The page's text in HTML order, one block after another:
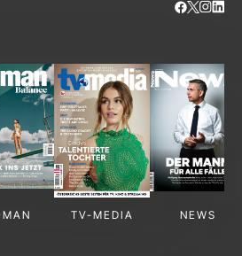
TV-MEDIA NEWS